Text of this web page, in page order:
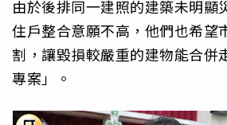
由於後排同一建照的建築未明顯
住戶整合意願不高，他們也希望
割，讓毀損較嚴重的建物能合併
專案」。